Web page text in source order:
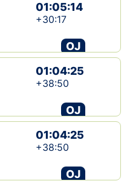
01:05:14
+30:17
OJ
01:04:25
+38:50
OJ
01:04:25
+38:50
OJ